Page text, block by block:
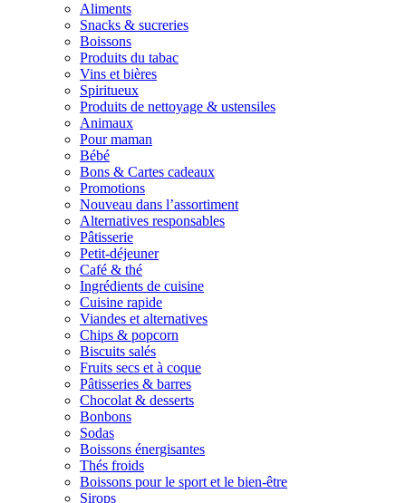
Aliments
Snacks & sucreries
Boissons
Produits du tabac
Vins et bières
Spiritueux
Produits de nettoyage & ustensiles
Animaux
Pour maman
Bébé
Bons & Cartes cadeaux
Promotions
Nouveau dans l’assortiment
Alternatives responsables
Pâtisserie
Petit-déjeuner
Café & thé
Ingrédients de cuisine
Cuisine rapide
Viandes et alternatives
Chips & popcorn
Biscuits salés
Fruits secs et à coque
Pâtisseries & barres
Chocolat & desserts
Bonbons
Sodas
Boissons énergisantes
Thés froids
Boissons pour le sport et le bien-être
Sirops